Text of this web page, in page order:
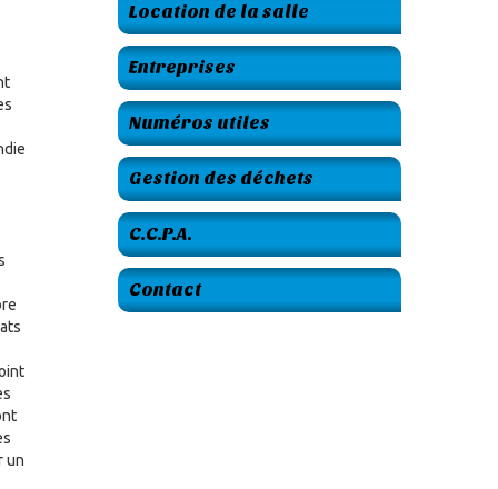
un
Location de la salle
Entreprises
Numéros utiles
Gestion des déchets
C.C.P.A.
Contact